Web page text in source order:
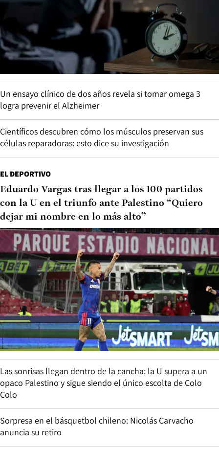
Un ensayo clínico de dos años revela si tomar omega 3
logra prevenir el Alzheimer
Científicos descubren cómo los músculos preservan sus
células reparadoras: esto dice su investigación
EL DEPORTIVO
Eduardo Vargas tras llegar a los 100 partidos
con la U en el triunfo ante Palestino “Quiero
dejar mi nombre en lo más alto”
Las sonrisas llegan dentro de la cancha: la U supera a un
opaco Palestino y sigue siendo el único escolta de Colo
Colo
Sorpresa en el básquetbol chileno: Nicolás Carvacho
anuncia su retiro